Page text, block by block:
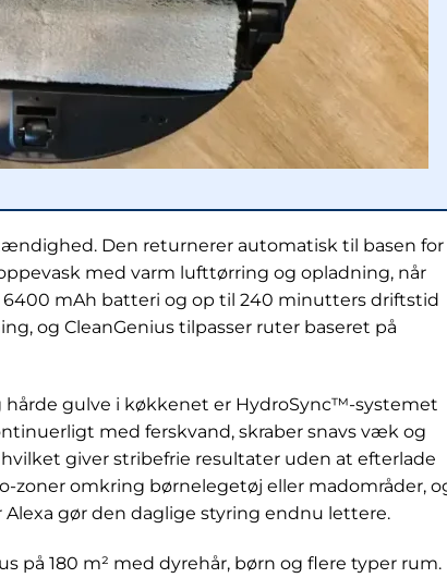
Den returnerer automatisk til basen for
med varm lufttørring og opladning, når
mAh batteri og op til 240 minutters driftstid
og CleanGenius tilpasser ruter baseret på
gulve i køkkenet er HydroSync™-systemet
med ferskvand, skraber snavs væk og
giver stribefrie resultater uden at efterlade
zoner omkring børnelegetøj eller madområder,
gør den daglige styring endnu lettere.
på 180 m² med dyrehår, børn og flere typer rum.